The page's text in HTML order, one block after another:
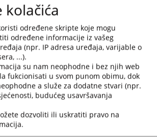
calendar
and
select
a
Press
the
question
mark
key
get
("Službene novine Federacije BiH", broj
kolačića
određene skripte koje mogu
određene informacije iz vašeg
(npr. IP adresa uređaja, varijable o
...).
su nam neophodne i bez njih web
fukcionisati u svom punom obimu, dok
a služe za dodatne stvari (npr.
budućeg usavršavanja
dozvoliti ili uskratiti pravo na